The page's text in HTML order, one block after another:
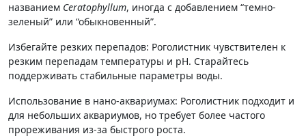
названием Ceratophyllum, иногда с добавлением “темно-
зеленый” или “обыкновенный”.
Избегайте резких перепадов: Роголистник чувствителен к
резким перепадам температуры и pH. Старайтесь
поддерживать стабильные параметры воды.
Использование в нано-аквариумах: Роголистник подходит и
для небольших аквариумов, но требует более частого
прореживания из-за быстрого роста.